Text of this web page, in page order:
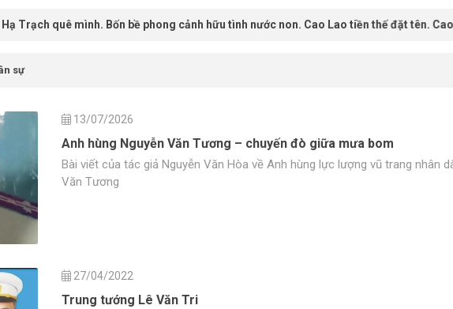
quê mình. Bốn bề phong cảnh hữu tình nước non. Cao Lao tiền thế đặt tên. Cao trông
sự
13/07/2026
Anh hùng Nguyễn Văn Tương – chuyến đò giữa mưa bom
Bài viết của tác giả Nguyễn Văn Hòa về Anh hùng lực lượng vũ trang nhân
Văn Tương
27/04/2022
Trung tướng Lê Văn Tri